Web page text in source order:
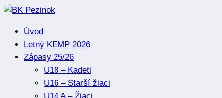
Úvod
Letný KEMP 2026
Zápasy 25/26
U18 – Kadeti
U16 – Starší žiaci
U14 A – Žiaci